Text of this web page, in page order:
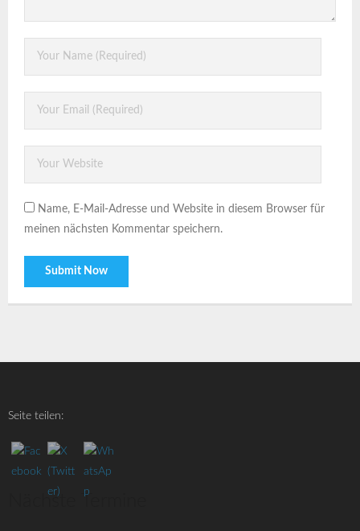
Name, E-Mail-Adresse und Website in diesem Browser für
meinen nächsten Kommentar speichern.
Seite teilen:
Nächste Termine